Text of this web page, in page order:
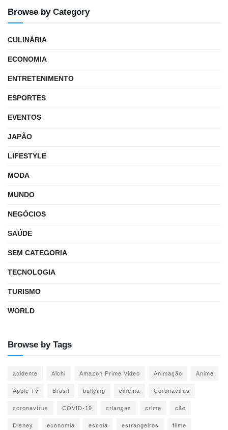
Browse by Category
CULINÁRIA
ECONOMIA
ENTRETENIMENTO
ESPORTES
EVENTOS
JAPÃO
LIFESTYLE
MODA
MUNDO
NEGÓCIOS
SAÚDE
SEM CATEGORIA
TECNOLOGIA
TURISMO
WORLD
Browse by Tags
acidente Aichi Amazon Prime Video Animação Anime
Apple Tv Brasil bullying cinema Coronavirus
coronavírus COVID-19 crianças crime cão
Disney economia escola estrangeiros filme